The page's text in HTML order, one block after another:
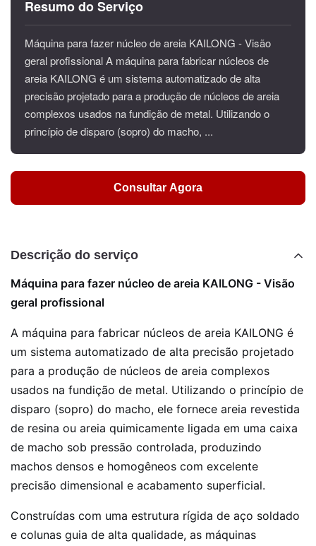
Resumo do Serviço
Máquina para fazer núcleo de areia KAILONG - Visão
geral profissional A máquina para fabricar núcleos de
areia KAILONG é um sistema automatizado de alta
precisão projetado para a produção de núcleos de areia
complexos usados ​​na fundição de metal. Utilizando o
princípio de disparo (sopro) do macho, ...
Consultar Agora
Descrição do serviço
Máquina para fazer núcleo de areia KAILONG - Visão
geral profissional
A máquina para fabricar núcleos de areia KAILONG é
um sistema automatizado de alta precisão projetado
para a produção de núcleos de areia complexos
usados ​​na fundição de metal. Utilizando o princípio de
disparo (sopro) do macho, ele fornece areia revestida
de resina ou areia quimicamente ligada em uma caixa
de macho sob pressão controlada, produzindo
machos densos e homogêneos com excelente
precisão dimensional e acabamento superficial.
Construídas com uma estrutura rígida de aço soldado
e colunas guia de alta qualidade, as máquinas